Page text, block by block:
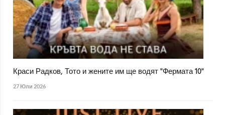
Краси Радков, Тото и жените им ще водят "Фермата 10"
27 Юли 2026